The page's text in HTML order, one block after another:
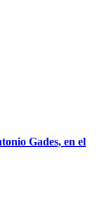
Gades, en el